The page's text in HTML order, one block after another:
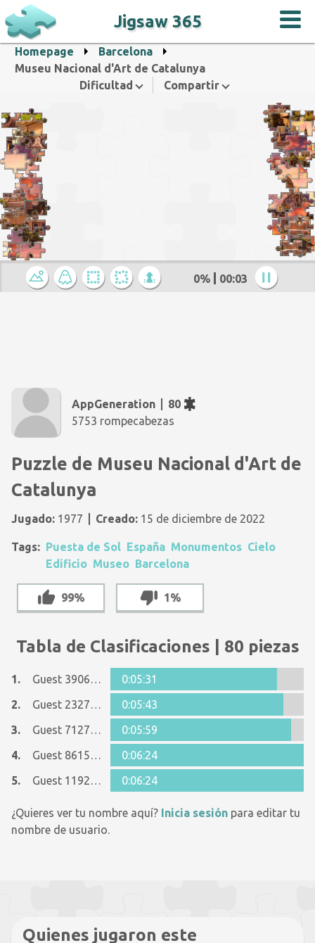
Jigsaw 365
Homepage
Barcelona
Museu Nacional d'Art de Catalunya
Dificultad
Compartir
0% 00:04
AppGeneration
80
5753 rompecabezas
Puzzle de Museu Nacional d'Art de
Catalunya
Jugado: 1977 Creado: 15 de diciembre de 2022
Tags: Puesta de Sol España Monumentos Cielo
Edificio Museo Barcelona
99% 1%
Tabla de Clasificaciones | 80 piezas
1. Guest 39060327
0:05:31
2.
Guest 23270622
0:05:43
3.
Guest 7127333
0:05:59
4.
Guest 8615090
0:06:24
5.
Guest 11928026 0:06:24
¿Quieres ver tu nombre aquí? Inicia sesión para editar tu
nombre de usuario.
Quienes jugaron este